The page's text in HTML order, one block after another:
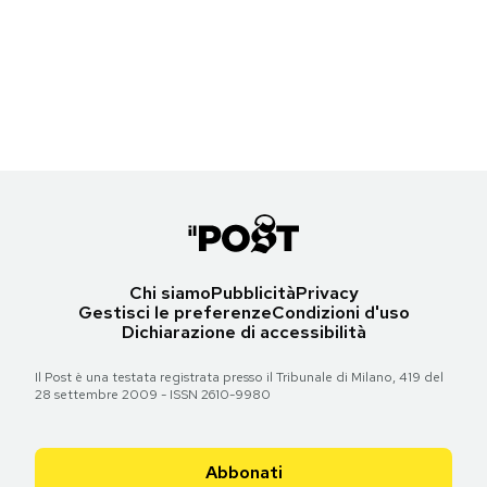
Chi siamoPubblicitàPrivacy
Gestisci le preferenzeCondizioni d'uso
Dichiarazione di accessibilità
Il Post è una testata registrata presso il Tribunale di Milano, 419 del
28 settembre 2009 - ISSN 2610-9980
Abbonati